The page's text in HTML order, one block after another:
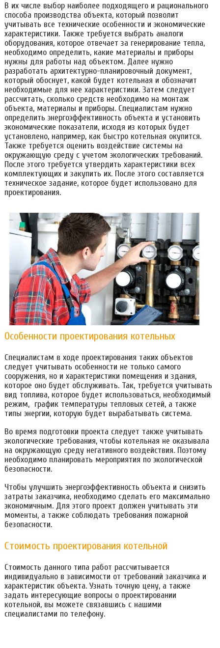
В их числе выбор наиболее подходящего и рационального
способа производства объекта, который позволит
учитывать все технические особенности и экономические
характеристики. Также требуется выбрать аналоги
оборудования, которое отвечает за генерирование тепла,
необходимо определить, какие материалы и приборы
нужны для работы над объектом. Далее нужно
разработать архитектурно-планировочный документ,
который обоснует, какой будет котельная и обозначит
необходимые для нее характеристики. Затем следует
рассчитать, сколько средств необходимо на монтаж
объекта, материалы и приборы. Специалистам нужно
определить энергоэффективность объекта и установить
экономические показатели, исходя из которых будет
установлено, например, как быстро котельная окупится.
Также требуется оценить воздействие системы на
окружающую среду с учетом экологических требований.
После этого требуется утвердить характеристики всех
комплектующих и закупить их. После этого составляется
техническое задание, которое будет использовано для
проектирования.
Особенности проектирования котельных
Специалистам в ходе проектирования таких объектов
следует учитывать особенности не только самого
сооружения, но и характеристики помещения и здания,
которое оно будет обслуживать. Так, требуется учитывать
вид топлива, которое будет использоваться, необходимый
режим, график температуры тепловых сетей, а также
типы энергии, которую будет вырабатывать система.
Во время подготовки проекта следует также учитывать
экологические требования, чтобы котельная не оказывала
на окружающую среду негативного воздействия. Поэтому
необходимо планировать мероприятия по экологической
безопасности.
Чтобы улучшить энергоэффективность объекта и снизить
затраты заказчика, необходимо сделать его максимально
экономичным. Для этого проект должен учитывать эти
моменты, а также соблюдать требования пожарной
безопасности.
Стоимость проектирования котельной
Стоимость данного типа работ рассчитывается
индивидуально в зависимости от требований заказчика и
характеристик объекта. Узнать точную цену, а также
задать интересующие вопросы о проектировании
котельной, вы можете связавшись с нашими
специалистами по телефону.